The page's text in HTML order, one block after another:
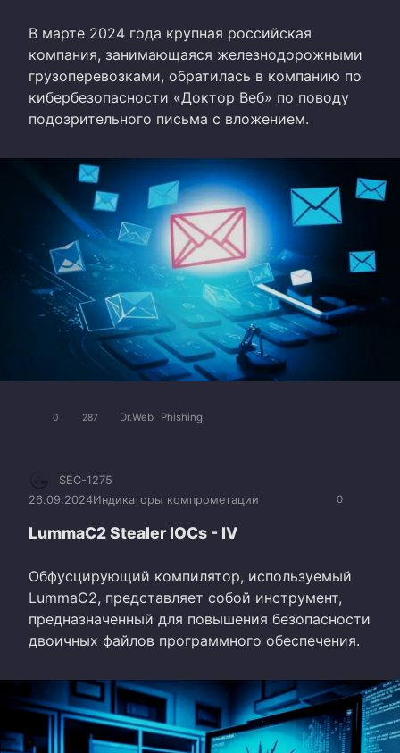
В марте 2024 года крупная российская
компания, занимающаяся железнодорожными
грузоперевозками, обратилась в компанию по
кибербезопасности «Доктор Веб» по поводу
подозрительного письма с вложением.
0 287 Dr.Web Phishing
0
SEC-1275
26.09.2024Индикаторы компрометации
LummaC2 Stealer IOCs - IV
Обфусцирующий компилятор, используемый
LummaC2, представляет собой инструмент,
предназначенный для повышения безопасности
двоичных файлов программного обеспечения.